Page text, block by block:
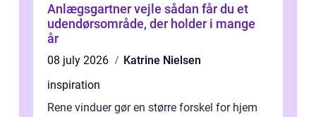
Anlægsgartner vejle sådan får du et
udendørsområde, der holder i mange
år
08 july 2026
Katrine Nielsen
inspiration
Rene vinduer gør en større forskel for hjem